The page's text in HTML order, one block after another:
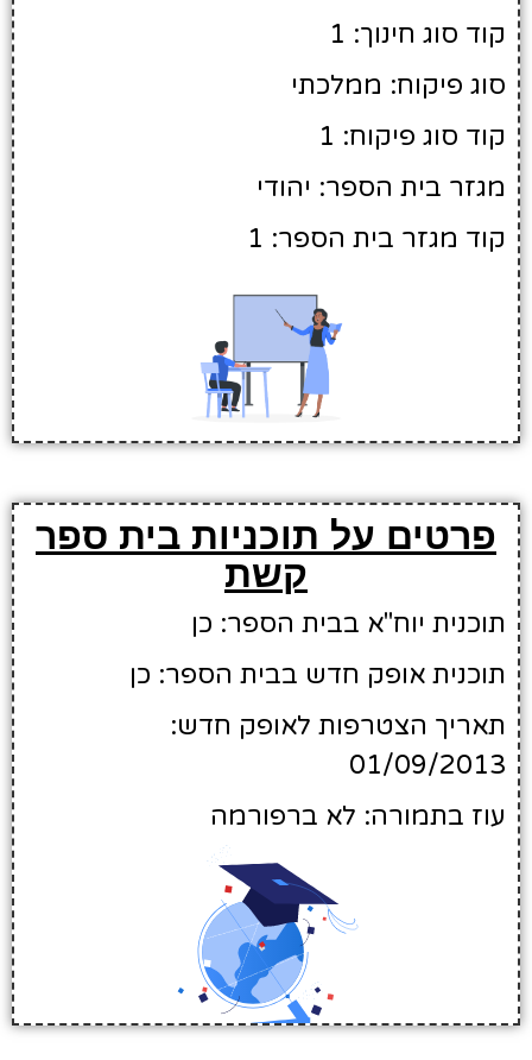
קוד סוג חינוך: 1
סוג פיקוח: ממלכתי
קוד סוג פיקוח: 1
מגזר בית הספר: יהודי
קוד מגזר בית הספר: 1
פרטים על תוכניות בית ספר
קשת
תוכנית יוח"א בבית הספר: כן
תוכנית אופק חדש בבית הספר: כן
תאריך הצטרפות לאופק חדש:
01/09/2013
עוז בתמורה: לא ברפורמה